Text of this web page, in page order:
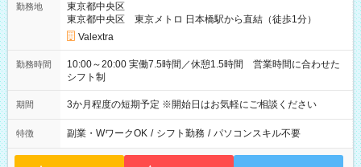
勤務地
東京都中央区
東京都中央区 東京メトロ 日本橋駅から直結（徒歩1分）
Valextra
勤務時間
10:00～20:00 実働7.5時間／休憩1.5時間 営業時間に合わせた
シフト制
期間 3か月程度の短期予定 ※開始日はお気軽にご相談ください
特徴 副業・WワークOK / シフト勤務 / パソコンスキル不要